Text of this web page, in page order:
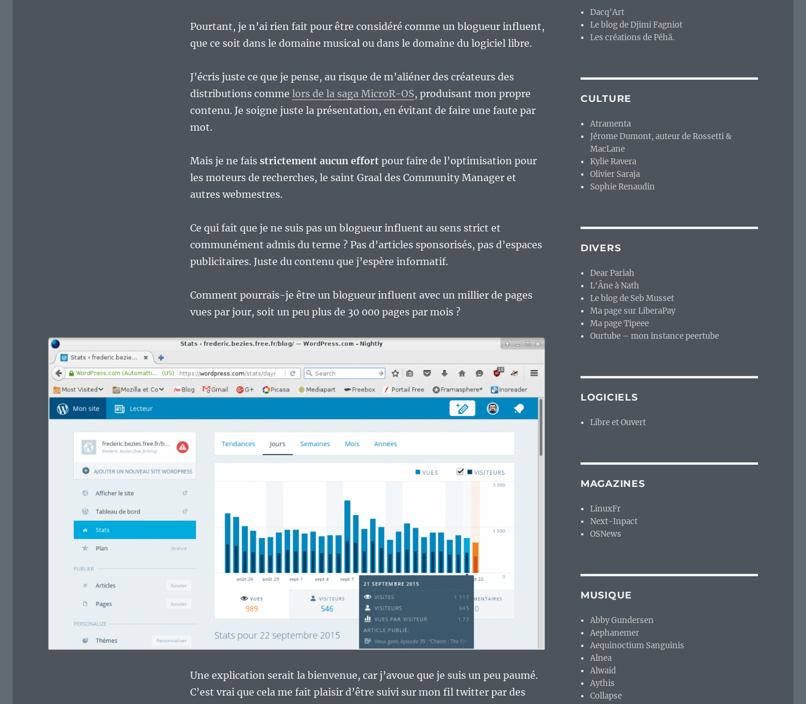
Pourtant, je n’ai rien fait pour être considéré comme un blogueur influent,
que ce soit dans le domaine musical ou dans le domaine du logiciel libre.
J’écris juste ce que je pense, au risque de m’aliéner des créateurs des
distributions comme lors de la saga MicroR-OS, produisant mon propre
contenu. Je soigne juste la présentation, en évitant de faire une faute par
mot.
Mais je ne fais strictement aucun effortpour faire de l’optimisation pour
les moteurs de recherches, le saint Graal des Community Manager et
autres webmestres.
Ce qui fait que je ne suis pas un blogueur influent au sens strict et
communément admis du terme ? Pas d’articles sponsorisés, pas d’espaces
publicitaires. Juste du contenu que j’espère informatif.
Comment pourrais-je être un blogueur influent avec un millier de pages
vues par jour, soit un peu plus de 30 000 pages par mois ?
Une explication serait la bienvenue, car j’avoue que je suis un peu paumé.
C’est vrai que cela me fait plaisir d’être suivi sur mon fil twitter par des
Dacq'Art
Le blog de Djimi Fagniot
Les créations de Péhä.
CULTURE
Atramenta
Jérome Dumont, auteur de Rossetti &
MacLane
Kylie Ravera
Olivier Saraja
Sophie Renaudin
DIVERS
Dear Pariah
L'Âne à Nath
Le blog de Seb Musset
Ma page sur LiberaPay
Ma page Tipeee
Ourtube – mon instance peertube
LOGICIELS
Libre et Ouvert
MAGAZINES
LinuxFr
Next-Inpact
OSNews
MUSIQUE
Abby Gundersen
Aephanemer
Aequinoctium Sanguinis
Alnea
Alwaid
Aythis
Collapse